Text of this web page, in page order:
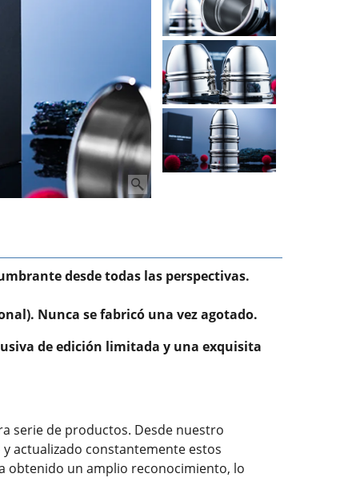
desde todas las perspectivas.
Nunca se fabricó una vez agotado.
de edición limitada y una exquisita
serie de productos. Desde nuestro
actualizado constantemente estos
obtenido un amplio reconocimiento, lo